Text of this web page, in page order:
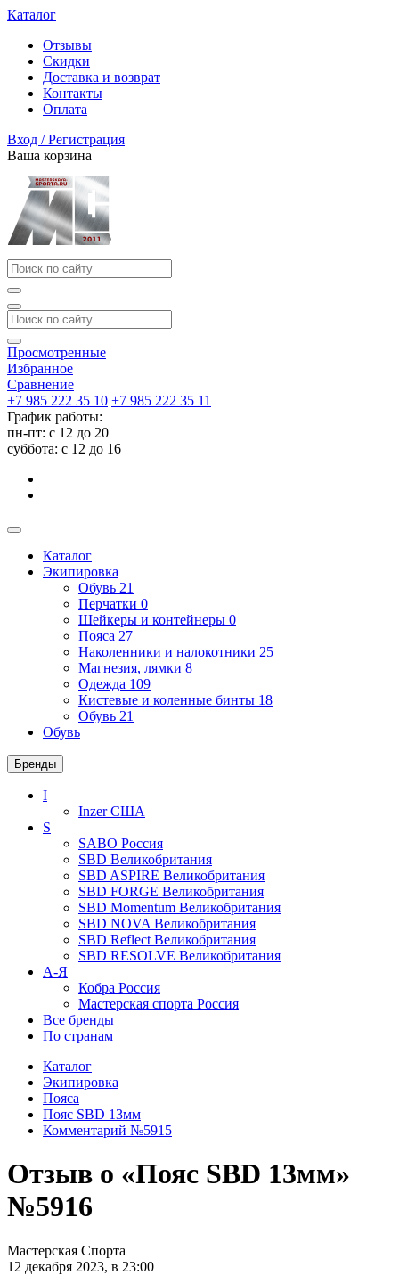
Каталог
Отзывы
Скидки
Доставка и возврат
Контакты
Оплата
Вход / Регистрация
Ваша корзина
Просмотренные
Избранное
Сравнение
+7 985 222 35 10 +7 985 222 35 11
График работы:
пн-пт: с 12 до 20
суббота: c 12 до 16
Каталог
Экипировка
Обувь 21
Перчатки 0
Шейкеры и контейнеры 0
Пояса 27
Наколенники и налокотники 25
Магнезия, лямки 8
Одежда 109
Кистевые и коленные бинты 18
Обувь 21
Обувь
Бренды
I
InzerСША
S
SABO Россия
SBD Великобритания
SBD ASPIRE Великобритания
SBD FORGE Великобритания
SBD Momentum Великобритания
SBD NOVA Великобритания
SBD Reflect Великобритания
SBD RESOLVE Великобритания
А-Я
Кобра Россия
Мастерская спорта Россия
Все бренды
По странам
Каталог
Экипировка
Пояса
Пояс SBD 13мм
Комментарий №5915
Отзыв о «Пояс SBD 13мм»
№5916
Мастерская Спорта
12 декабря 2023, в 23:00